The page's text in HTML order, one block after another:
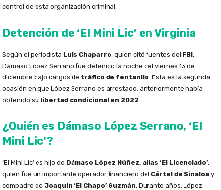
control de esta organización criminal.
Detención de ‘El Mini Lic’ en Virginia
Según el periodista Luis Chaparro, quien citó fuentes del FBI,
Dámaso López Serrano fue detenido la noche del viernes 13 de
diciembre bajo cargos de tráfico de fentanilo. Esta es la segunda
ocasión en que López Serrano es arrestado; anteriormente había
obtenido su libertad condicional en 2022.
¿Quién es Dámaso López Serrano, ‘El
Mini Lic’?
‘El Mini Lic’ es hijo de Dámaso López Núñez, alias ‘El Licenciado’,
quien fue un importante operador financiero del Cártel de Sinaloa y
compadre de Joaquín ‘El Chapo’ Guzmán. Durante años, López